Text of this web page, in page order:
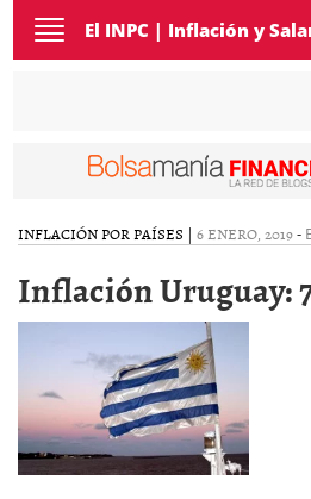
Toggle
navigation
El INPC | Inflación y
INFLACIÓN POR PAÍSES | 6 ENERO, 2019-
Inflación Uruguay: